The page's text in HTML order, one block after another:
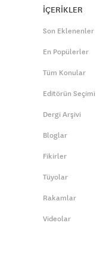
İÇERİKLER
Son Eklenenler
En Popülerler
Tüm Konular
Editörün Seçimi
Dergi Arşivi
Bloglar
Fikirler
Tüyolar
Rakamlar
Videolar